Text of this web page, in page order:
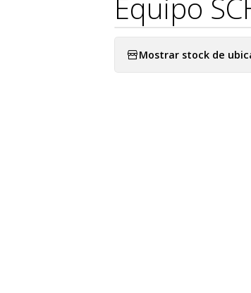
Equipo
Mostrar stock de